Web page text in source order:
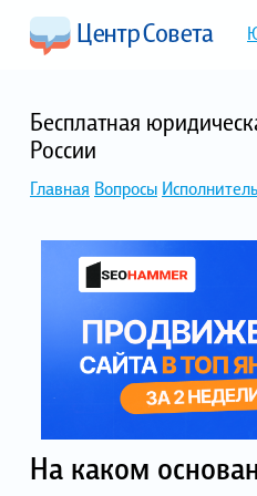
Бесплатная
России
Главная Вопросы
На каком